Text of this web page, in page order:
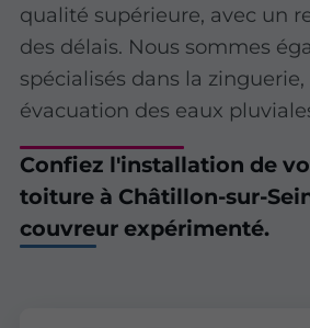
qualité supérieure, avec un
des délais. Nous sommes
spécialisés dans la
évacuation des eaux
Confiez l'installation de
toiture à Châtillon-sur-
couvreur expérimenté.